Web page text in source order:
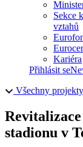
Sekce
vztahů
Kariéra
Přihlásit se
Všechny projekty
stadionu v